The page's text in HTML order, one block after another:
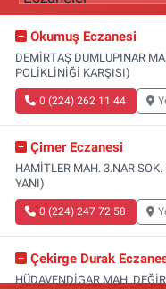
Okumuş Eczanesi
DEMİRTAŞ DUMLUPINAR
POLİKLİNİĞİ KARŞISI)
0 (224) 262 11 44
Çimer Eczanesi
HAMİTLER MAH. 3.NAR
YANI)
0 (224) 247 72 58
Çekirge Durak
HÜDAVENDİGAR MAH.